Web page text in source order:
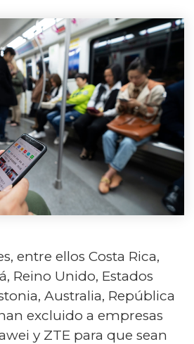
entre ellos Costa Rica,
Reino Unido, Estados
Australia, República
excluido a empresas
y ZTE para que sean